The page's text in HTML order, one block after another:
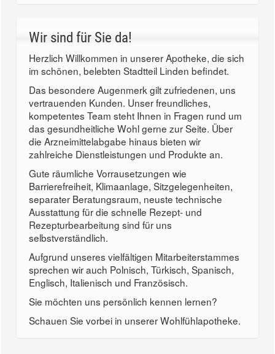
Wir sind für Sie da!
Herzlich Willkommen in unserer Apotheke, die sich
im schönen, belebten Stadtteil Linden befindet.
Das besondere Augenmerk gilt zufriedenen, uns
vertrauenden Kunden. Unser freundliches,
kompetentes Team steht Ihnen in Fragen rund um
das gesundheitliche Wohl gerne zur Seite. Über
die Arzneimittelabgabe hinaus bieten wir
zahlreiche Dienstleistungen und Produkte an.
Gute räumliche Vorrausetzungen wie
Barrierefreiheit, Klimaanlage, Sitzgelegenheiten,
separater Beratungsraum, neuste technische
Ausstattung für die schnelle Rezept- und
Rezepturbearbeitung sind für uns
selbstverständlich.
Aufgrund unseres vielfältigen Mitarbeiterstammes
sprechen wir auch Polnisch, Türkisch, Spanisch,
Englisch, Italienisch und Französisch.
Sie möchten uns persönlich kennen lernen?
Schauen Sie vorbei in unserer Wohlfühlapotheke.